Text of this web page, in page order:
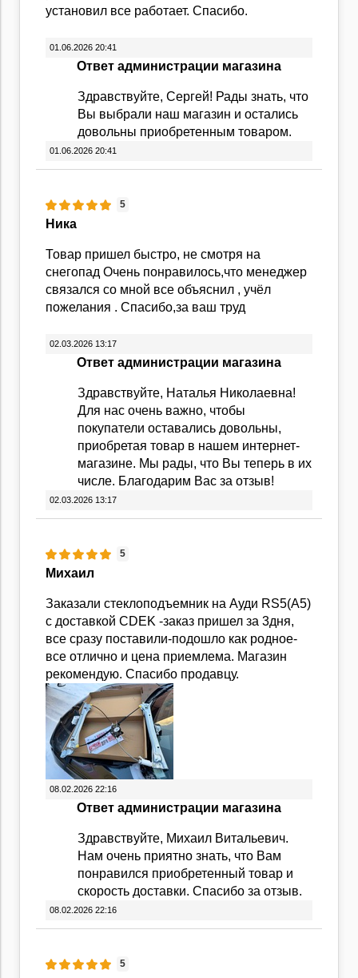
установил все работает. Спасибо.
01.06.2026 20:41
Ответ администрации магазина
Здравствуйте, Сергей! Рады знать, что
Вы выбрали наш магазин и остались
довольны приобретенным товаром.
01.06.2026 20:41
5
Ника
Товар пришел быстро, не смотря на
снегопад Очень понравилось,что менеджер
связался со мной все объяснил , учёл
пожелания . Спасибо,за ваш труд
02.03.2026 13:17
Ответ администрации магазина
Здравствуйте, Наталья Николаевна!
Для нас очень важно, чтобы
покупатели оставались довольны,
приобретая товар в нашем интернет-
магазине. Мы рады, что Вы теперь в их
числе. Благодарим Вас за отзыв!
02.03.2026 13:17
5
Михаил
Заказали стеклоподъемник на Ауди RS5(A5)
с доставкой CDEK -заказ пришел за 3дня,
все сразу поставили-подошло как родное-
все отлично и цена приемлема. Магазин
рекомендую. Спасибо продавцу.
08.02.2026 22:16
Ответ администрации магазина
Здравствуйте, Михаил Витальевич.
Нам очень приятно знать, что Вам
понравился приобретенный товар и
скорость доставки. Спасибо за отзыв.
08.02.2026 22:16
5